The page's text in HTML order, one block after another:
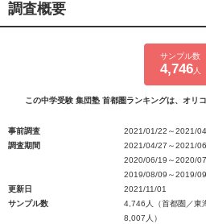
調査概要
サンプル数
4,746人
この中学受験 集団塾 首都圏ランキングは、オリ
事前調査
2021/01/22～2021/
調査期間
2021/04/27～2021/
2020/06/19～2020/
2019/08/09～2019/
更新日
2021/11/01
サンプル数
4,746人（首都圏／東
8,007人）